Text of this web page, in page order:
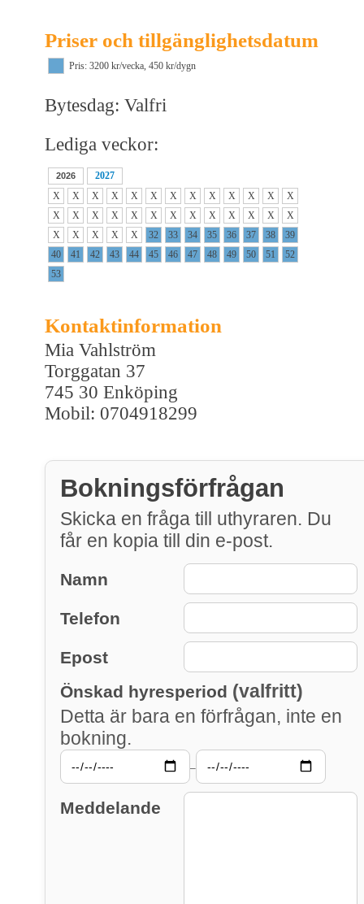
Priser och tillgänglighetsdatum
Pris: 3200 kr/vecka, 450 kr/dygn
Bytesdag: Valfri
Lediga veckor:
2026
2027
X
X X X X X X X X X X X
X
X
X X X X X X X X X X X
X
X
X X X X 32 33 34 35 36 37 38
39
40
41 42 43 44 45 46 47 48 49 50 51
52
53
Kontaktinformation
Mia Vahlström
Torggatan 37
745 30 Enköping
Mobil: 0704918299
Bokningsförfrågan
Skicka en fråga till uthyraren. Du
får en kopia till din e-post.
Namn
Telefon
Epost
Önskad hyresperiod (valfritt)
Detta är bara en förfrågan, inte en
bokning.
–
Meddelande